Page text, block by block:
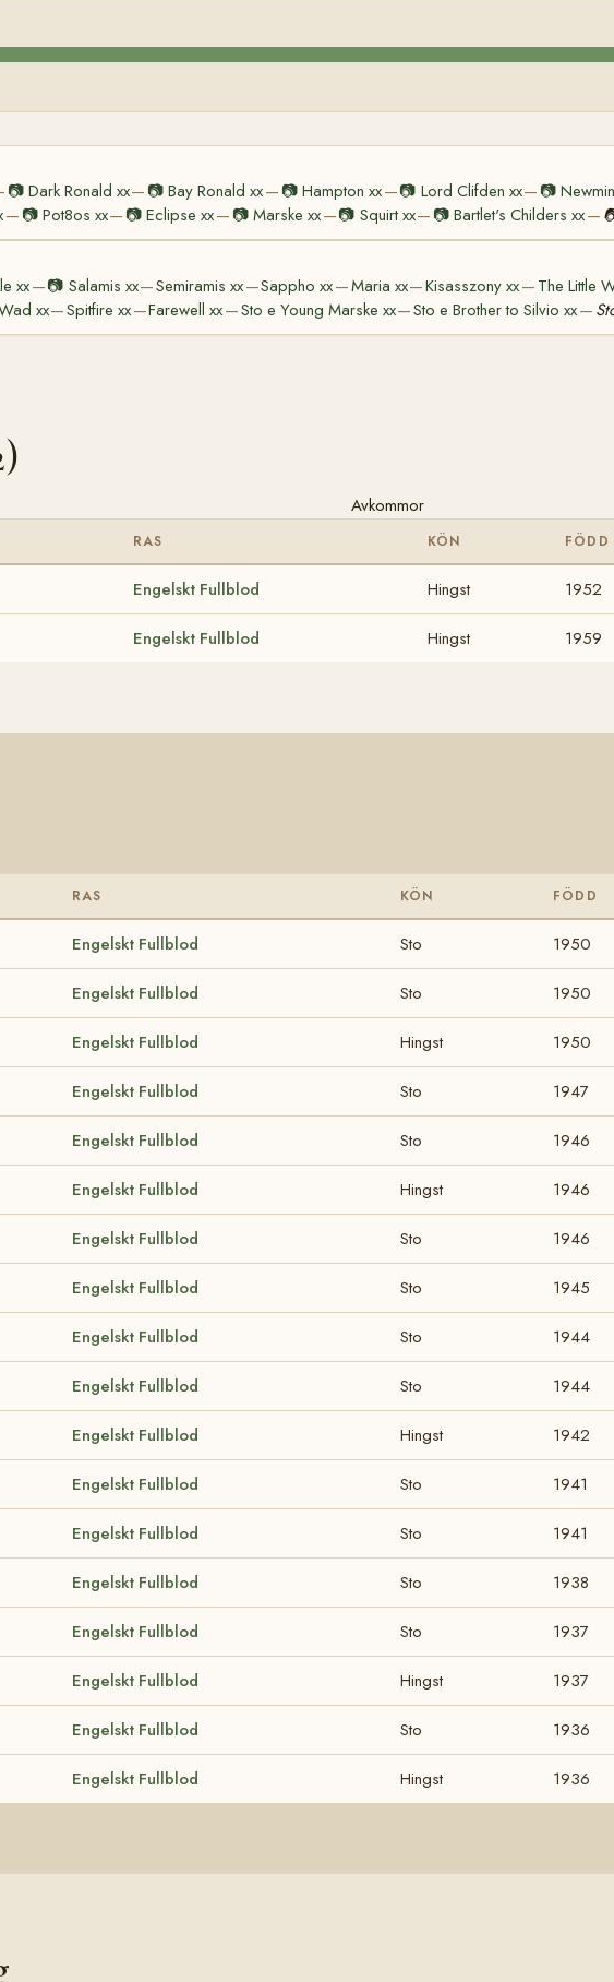
📷 Dark Ronald xx— 📷 Bay Ronald xx— 📷Hampton xx—📷 Lord Clifden xx— 📷
— 📷 Pot8os xx— 📷 Eclipse xx— 📷Marske xx—📷 Squirt xx— 📷Bartlet's Childers xx—
xx—📷 Salamis xx—Semiramis xx—Sappho xx—Maria xx—Kisasszony xx— The Little
xx—Spitfire xx—Farewell xx—Sto e Young Marske xx—Sto e Brother to Silvio xx—
Avkommor
RAS KÖN FÖDD
Engelskt Fullblod Hingst 1952
Engelskt Fullblod Hingst 1959
RAS KÖN FÖDD
Engelskt Fullblod Sto 1950
Engelskt Fullblod Sto 1950
Engelskt Fullblod Hingst 1950
Engelskt Fullblod Sto 1947
Engelskt Fullblod Sto 1946
Engelskt Fullblod Hingst 1946
Engelskt Fullblod Sto 1946
Engelskt Fullblod Sto 1945
Engelskt Fullblod Sto 1944
Engelskt Fullblod Sto 1944
Engelskt Fullblod Hingst 1942
Engelskt Fullblod Sto 1941
Engelskt Fullblod Sto 1941
Engelskt Fullblod Sto 1938
Engelskt Fullblod Sto 1937
Engelskt Fullblod Hingst 1937
Engelskt Fullblod Sto 1936
Engelskt Fullblod Hingst 1936